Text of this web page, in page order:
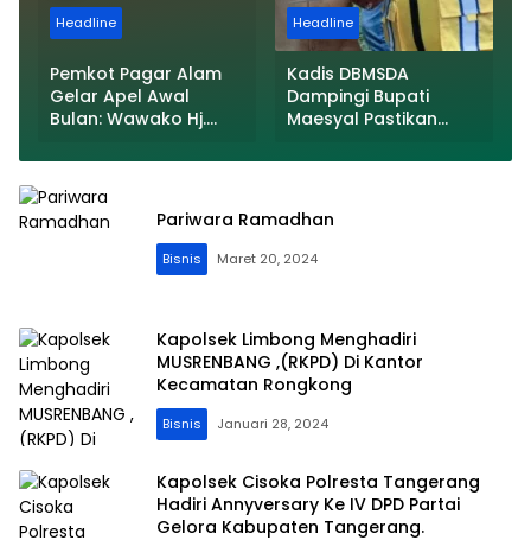
Headline
Pemkot Pagar Alam
Gelar Apel Awal
Bulan: Wawako Hj.
Semangat
Kemerdekaan dan
Apresiasi Purna Tugas
ASN
Headline
Kadis DBMSDA
Dampingi Bupati
Maesyal Pastikan
Spesifikasi, Saat
Jalan Cepak – Kronjo
Pariwara Ramadhan
Bisnis Maret 20, 2024
Kapolsek Limbong Menghadiri
MUSRENBANG ,(RKPD) Di Kantor
Kecamatan Rongkong
Bisnis Januari 28, 2024
Kapolsek Cisoka Polresta Tangerang
Hadiri Annyversary Ke IV DPD Partai
Gelora Kabupaten Tangerang.